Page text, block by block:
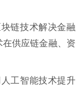
链技术解决金融
供应链金融、资
工智能技术提升